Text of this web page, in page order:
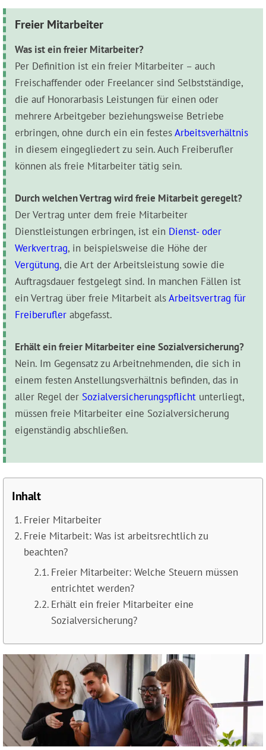
Freier Mitarbeiter
Was ist ein freier Mitarbeiter?
Per Definition ist ein freier Mitarbeiter – auch
Freischaffender oder Freelancer sind Selbstständige,
die auf Honorarbasis Leistungen für einen oder
mehrere Arbeitgeber beziehungsweise Betriebe
erbringen, ohne durch ein ein festesArbeitsverhältnis
in diesem eingegliedert zu sein. Auch Freiberufler
können als freie Mitarbeiter tätig sein.
Durch welchen Vertrag wird freie Mitarbeit geregelt?
Der Vertrag unter dem freie Mitarbeiter
Dienstleistungen erbringen, ist ein Dienst- oder
Werkvertrag, in beispielsweise die Höhe der
Vergütung, die Art der Arbeitsleistung sowie die
Auftragsdauer festgelegt sind. In manchen Fällen ist
ein Vertrag über freie Mitarbeit alsArbeitsvertrag für
Freiberufler abgefasst.
Erhält ein freier Mitarbeiter eine Sozialversicherung?
Nein. Im Gegensatz zu Arbeitnehmenden, die sich in
einem festen Anstellungsverhältnis befinden, das in
aller Regel der Sozialversicherungspflicht unterliegt,
müssen freie Mitarbeiter eine Sozialversicherung
eigenständig abschließen.
Inhalt
Freier Mitarbeiter
Freie Mitarbeit: Was ist arbeitsrechtlich zu
beachten?
Freier Mitarbeiter: Welche Steuern müssen
entrichtet werden?
Erhält ein freier Mitarbeiter eine
Sozialversicherung?